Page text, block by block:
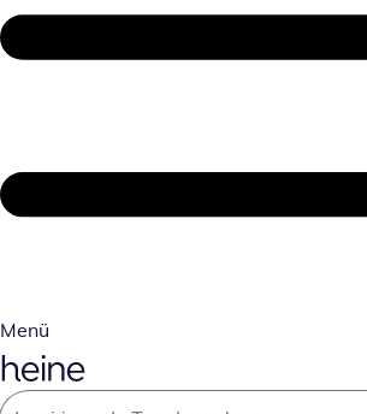
Menü